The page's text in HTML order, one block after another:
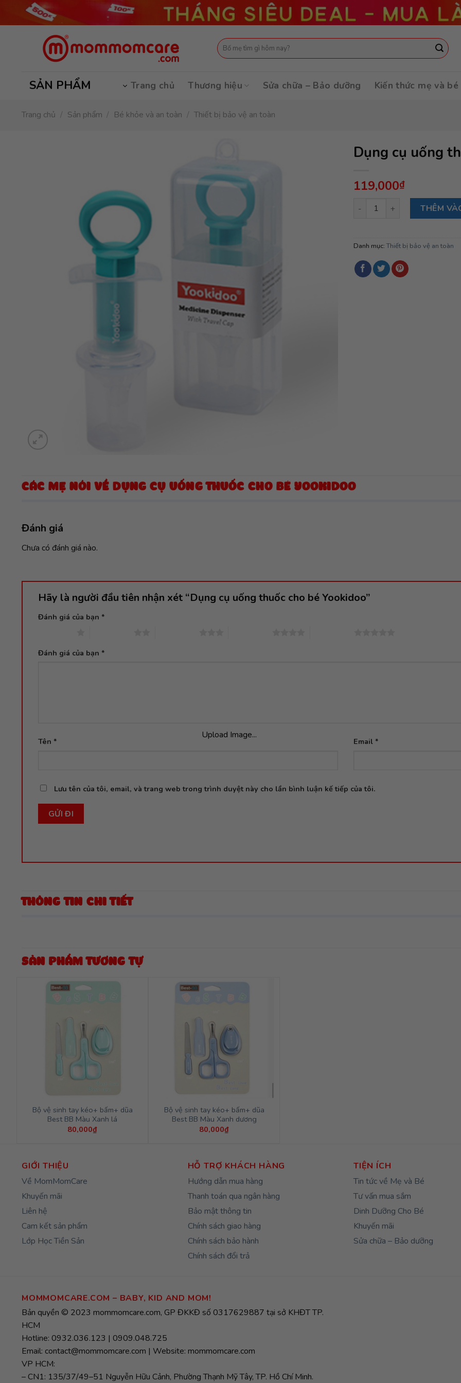
Upload Image...
Tìm
kiếm:
SẢN PHẨM Trang chủ Thương hiệu Sửa chữa – Bảo dưỡng Kiến thức mẹ và bé
Trang chủ / Sản phẩm / Bé khỏe và an toàn / Thiết bị bảo vệ an toàn
Dụng cụ uống
119,000₫
Dụng cụ uống thuốc cho bé
THÊM
Danh mục: Thiết bị bảo vệ an toàn
CÁC MẸ NÓI VỀ DỤNG CỤ UỐNG THUỐC CHO BÉ YOOKIDOO
Đánh giá
Chưa có đánh giá nào.
Hãy là người đầu tiên nhận xét “Dụng cụ uống thuốc cho bé Yookidoo”
Đánh giá của bạn *
Đánh giá của bạn *
Tên * Email *
Lưu tên của tôi, email, và trang web trong trình duyệt này cho lần bình luận kế tiếp của tôi.
THÔNG TIN CHI TIẾT
SẢN PHẨM TƯƠNG TỰ
Bộ vệ sinh tay kéo+ bấm+ dũa
Best BB Màu Xanh lá
80,000₫
Bộ vệ sinh tay kéo+ bấm+ dũa
Best BB Màu Xanh dương
80,000₫
GIỚI THIỆU
Về MomMomCare
Khuyến mãi
Liên hệ
Cam kết sản phẩm
Lớp Học Tiền Sản
HỖ TRỢ KHÁCH HÀNG
Hướng dẫn mua hàng
Thanh toán qua ngân hàng
Bảo mật thông tin
Chính sách giao hàng
Chính sách bảo hành
Chính sách đổi trả
TIỆN ÍCH
Tin tức về Mẹ và Bé
Tư vấn mua sắm
Dinh Dưỡng Cho Bé
Khuyến mãi
Sửa chữa – Bảo dưỡng
MOMMOMCARE.COM – BABY, KID AND MOM!
Bản quyền © 2023 mommomcare.com, GP ĐKKĐ số 0317629887 tại sở KHĐT TP.
HCM
Hotline: 0932.036.123 | 0909.048.725
Email: contact@mommomcare.com | Website: mommomcare.com
VP HCM:
– CN1: 135/37/49–51 Nguyễn Hữu Cảnh, Phường Thạnh Mỹ Tây, TP. Hồ Chí Minh.